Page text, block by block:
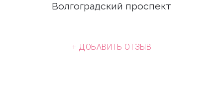
Волгоградский проспект
+ ДОБАВИТЬ ОТЗЫВ